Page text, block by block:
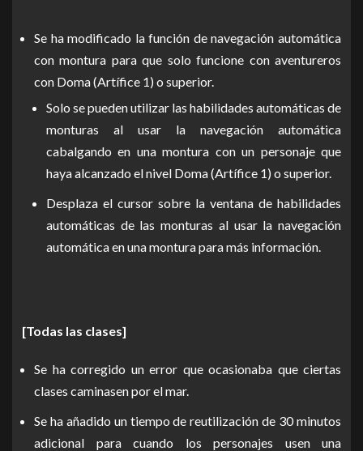
Se ha modificado la función de navegación automática
con montura para que solo funcione con aventureros
con Doma (Artífice 1) o superior.
Solo se pueden utilizar las habilidades automáticas de
monturas al usar la navegación automática
cabalgando en una montura con un personaje que
haya alcanzado el nivel Doma (Artífice 1) o superior.
Desplaza el cursor sobre la ventana de habilidades
automáticas de las monturas al usar la navegación
automática en una montura para más información.
[Todas las clases]
Se ha corregido un error que ocasionaba que ciertas
clases caminasen por el mar.
Se ha añadido un tiempo de reutilización de 30 minutos
adicional para cuando los personajes usen una